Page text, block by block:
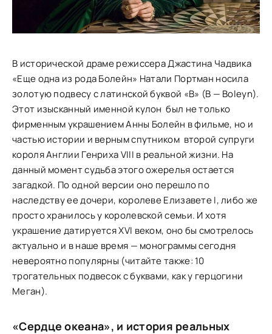
В исторической драме режиссера Джастина Чадвика
«Еще одна из рода Болейн» Натали Портман носила
золотую подвесу с латинской буквой «B» (B — Boleyn).
Этот изысканный именной кулон был не только
фирменным украшением Анны Болейн в фильме, но и
частью истории и верным спутником второй супруги
короля Англии Генриха VIII в реальной жизни. На
данный момент судьба этого ожерелья остается
загадкой. По одной версии оно перешло по
наследству ее дочери, королеве Елизавете I, либо же
просто хранилось у королевской семьи. И хотя
украшение датируется XVI веком, оно бы смотрелось
актуально и в наше время — монограммы сегодня
невероятно популярны (читайте также: 10
трогательных подвесок с буквами, как у герцогини
Меган).
«Сердце океана», и история реальных